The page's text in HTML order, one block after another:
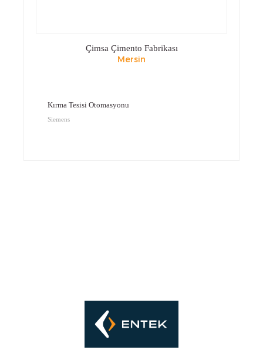
Çimsa Çimento Fabrikası
Mersin
Kırma Tesisi Otomasyonu
Siemens